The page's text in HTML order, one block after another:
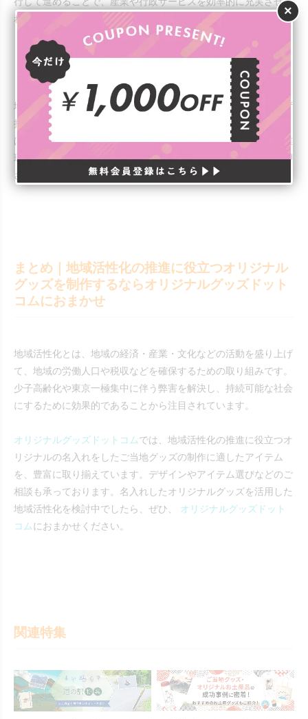
×
れるようになるでしょう。
【ポイント③】ニーズや意見を汲み取る
地域活性化を進めるときは、特に若い世代のニーズや意見を必ず
把握しておきましょう。中長期的に産業や経済を担っていくの
は、若い世代だからです。若い世代が魅力に感じる移住先・就業
環境・観光地・グッズなど、取り組む施策に合わせてニーズを押
さえておくと、施策の効果が出やすくなります。
まとめ｜地域活性化の推進に役立つオリジナル
グッズを制作するならオリジナルグッズドット
コムにおまかせ
地域活性化とは、地域の経済・産業・文化などの活動を盛り上げ
て、地域の労働人口や税収などを確保するための取り組みです。
少子高齢化や東京一極集中に伴う弊害を解決し、持続可能な社会
にするために効果的であることから注目されています。
オリジナルグッズドットコムでは、地域活性化の推進に役立つオ
リジナルの名入れをしたご当地グッズの制作に適したアイテム
を、豊富に取り揃えています。デザインやアイテム選びなどのご
相談も承っております。名入れしたオリジナルグッズを活用した
地域活性化を検討中でしたら、ぜひ、 オリジナルグッズドット
コムにおまかせください。
関連特集